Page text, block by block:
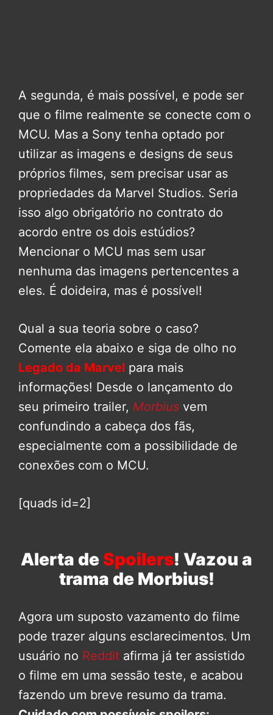
A segunda, é mais possível, e pode ser
que o filme realmente se conecte com o
MCU. Mas a Sony tenha optado por
utilizar as imagens e designs de seus
próprios filmes, sem precisar usar as
propriedades da Marvel Studios. Seria
isso algo obrigatório no contrato do
acordo entre os dois estúdios?
Mencionar o MCU mas sem usar
nenhuma das imagens pertencentes a
eles. É doideira, mas é possível!
Qual a sua teoria sobre o caso?
Comente ela abaixo e siga de olho no
Legado da Marvel para mais
informações! Desde o lançamento do
seu primeiro trailer, Morbius vem
confundindo a cabeça dos fãs,
especialmente com a possibilidade de
conexões com o MCU.
[quads id=2]
Alerta deSpoilers! Vazou a
trama de Morbius!
Agora um suposto vazamento do filme
pode trazer alguns esclarecimentos. Um
usuário no Reddit afirma já ter assistido
o filme em uma sessão teste, e acabou
fazendo um breve resumo da trama.